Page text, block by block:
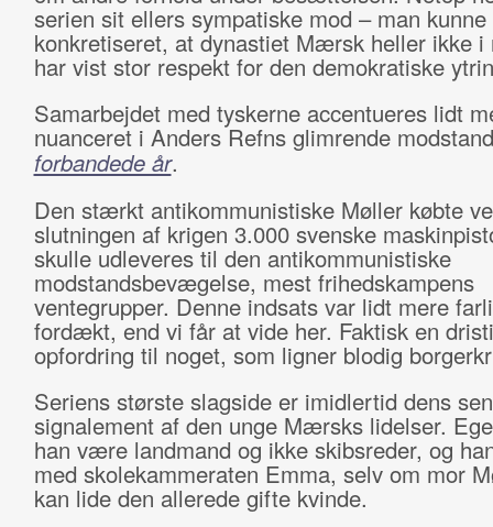
serien sit ellers sympatiske mod – man
konkretiseret, at dynastiet Mærsk heller ikke i
har vist stor respekt for den demokratiske
Samarbejdet med tyskerne accentueres lidt
nuanceret i Anders Refns glimrende
forbandede år.
Den stærkt antikommunistiske Møller købte
slutningen af krigen 3.000 svenske
skulle udleveres til den antikommunistiske
modstandsbevægelse, mest frihedskampens
ventegrupper. Denne indsats var lidt mere
fordækt, end vi får at vide her. Faktisk en
opfordring til noget, som ligner blodig
Seriens største slagside er imidlertid dens
signalement af den unge Mærsks lidelser.
han være landmand og ikke skibsreder, og
med skolekammeraten Emma, selv om mor
kan lide den allerede gifte kvinde.